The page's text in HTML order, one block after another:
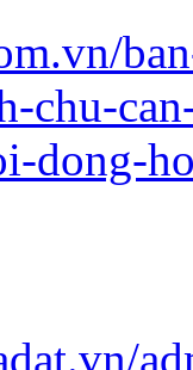
chu-
dong-